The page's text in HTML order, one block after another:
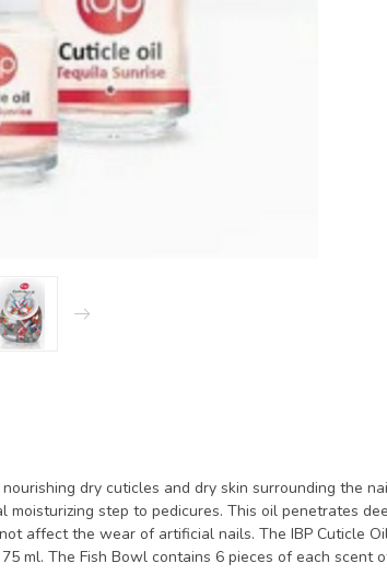
dry cuticles and dry skin surrounding the
step to pedicures. This oil penetrates
affect the wear of artificial nails. The IBP Cuticle
ml. The Fish Bowl contains 6 pieces of each scent